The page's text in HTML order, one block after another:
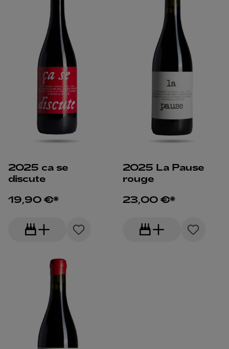
2025 ca se
discute
19,90 €*
2025 La Pause
rouge
23,00 €*